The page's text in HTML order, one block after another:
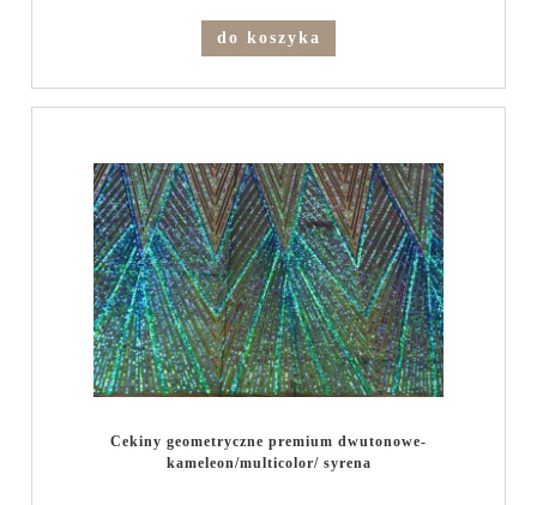
do koszyka
Cekiny geometryczne premium dwutonowe-
kameleon/multicolor/ syrena